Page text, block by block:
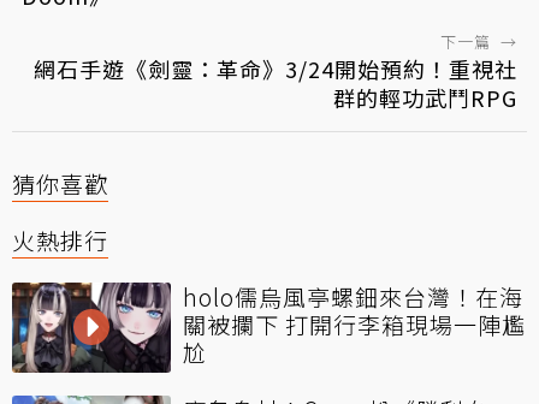
下一篇 →
網石手遊《劍靈：革命》3/24開始預約！重視社
群的輕功武鬥RPG
猜你喜歡
火熱排行
holo儒烏風亭螺鈿來台灣！在海
關被攔下 打開行李箱現場一陣尷
尬